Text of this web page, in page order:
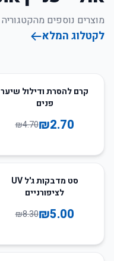
מוצרים נוספים
לקטלוג המלא
43
קרם להסרת ודילול שיער
פנים
₪2.70
₪4.70
סט מדבקות ג'ל UV
לציפורניים
₪5.00
₪8.30